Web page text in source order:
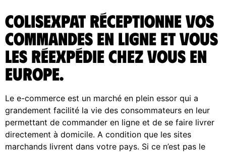
ColisExpat réceptionne vos
commandes en ligne et vous
les réexpédie chez vous en
Europe.
Le e-commerce est un marché en plein essor qui a
grandement facilité la vie des consommateurs en leur
permettant de commander en ligne et de se faire livrer
directement à domicile. A condition que les sites
marchands livrent dans votre pays. Si ce n’est pas le